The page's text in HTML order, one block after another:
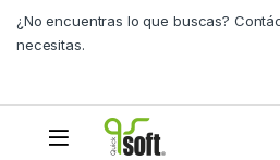
¿No encuentras lo que buscas?
necesitas.